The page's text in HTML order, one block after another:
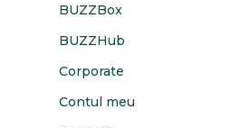
BUZZBox
BUZZHub
Corporate
Contul meu